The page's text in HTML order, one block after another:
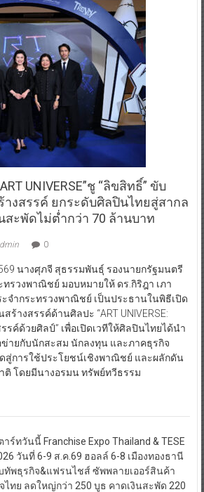
UNIVERSE”ชู “ลิขสิทธิ์” ขับ
างสรรค์ ยกระดับศิลปินไทยสู่สากล
สะพัดไม่ต่ำกว่า 70 ล้านบาท
0
นางศุภจี สุธรรมพันธุ์ รองนายกรัฐมนตรี
รวงพาณิชย์ มอบหมายให้ ดร.กิริฎา เภา
จำกระทรวงพาณิชย์ เป็นประธานในพิธีเปิด
ร้างสรรค์ด้านศิลปะ “ART UNIVERSE:
รค์ด้วยศิลป์” เพื่อเปิดเวทีให้ศิลปินไทยได้นำ
ข่ายกับนักสะสม นักลงทุน และภาคธุรกิจ
สู่การใช้ประโยชน์เชิงพาณิชย์ และผลักดัน
ติ โดยมีนางอรมน ทรัพย์ทวีธรรม
าร์ทวันนี้ Franchise Expo Thailand & TESE
วันที่ 6-9 ส.ค.69 ฮอลล์ 6-8 เมืองทองธานี
ทัพธุรกิจ&แฟรนไชส์ ซัพพลายเออร์สินค้า
ไทย ลดใหญ่กว่า 250 บูธ คาดเงินสะพัด 220